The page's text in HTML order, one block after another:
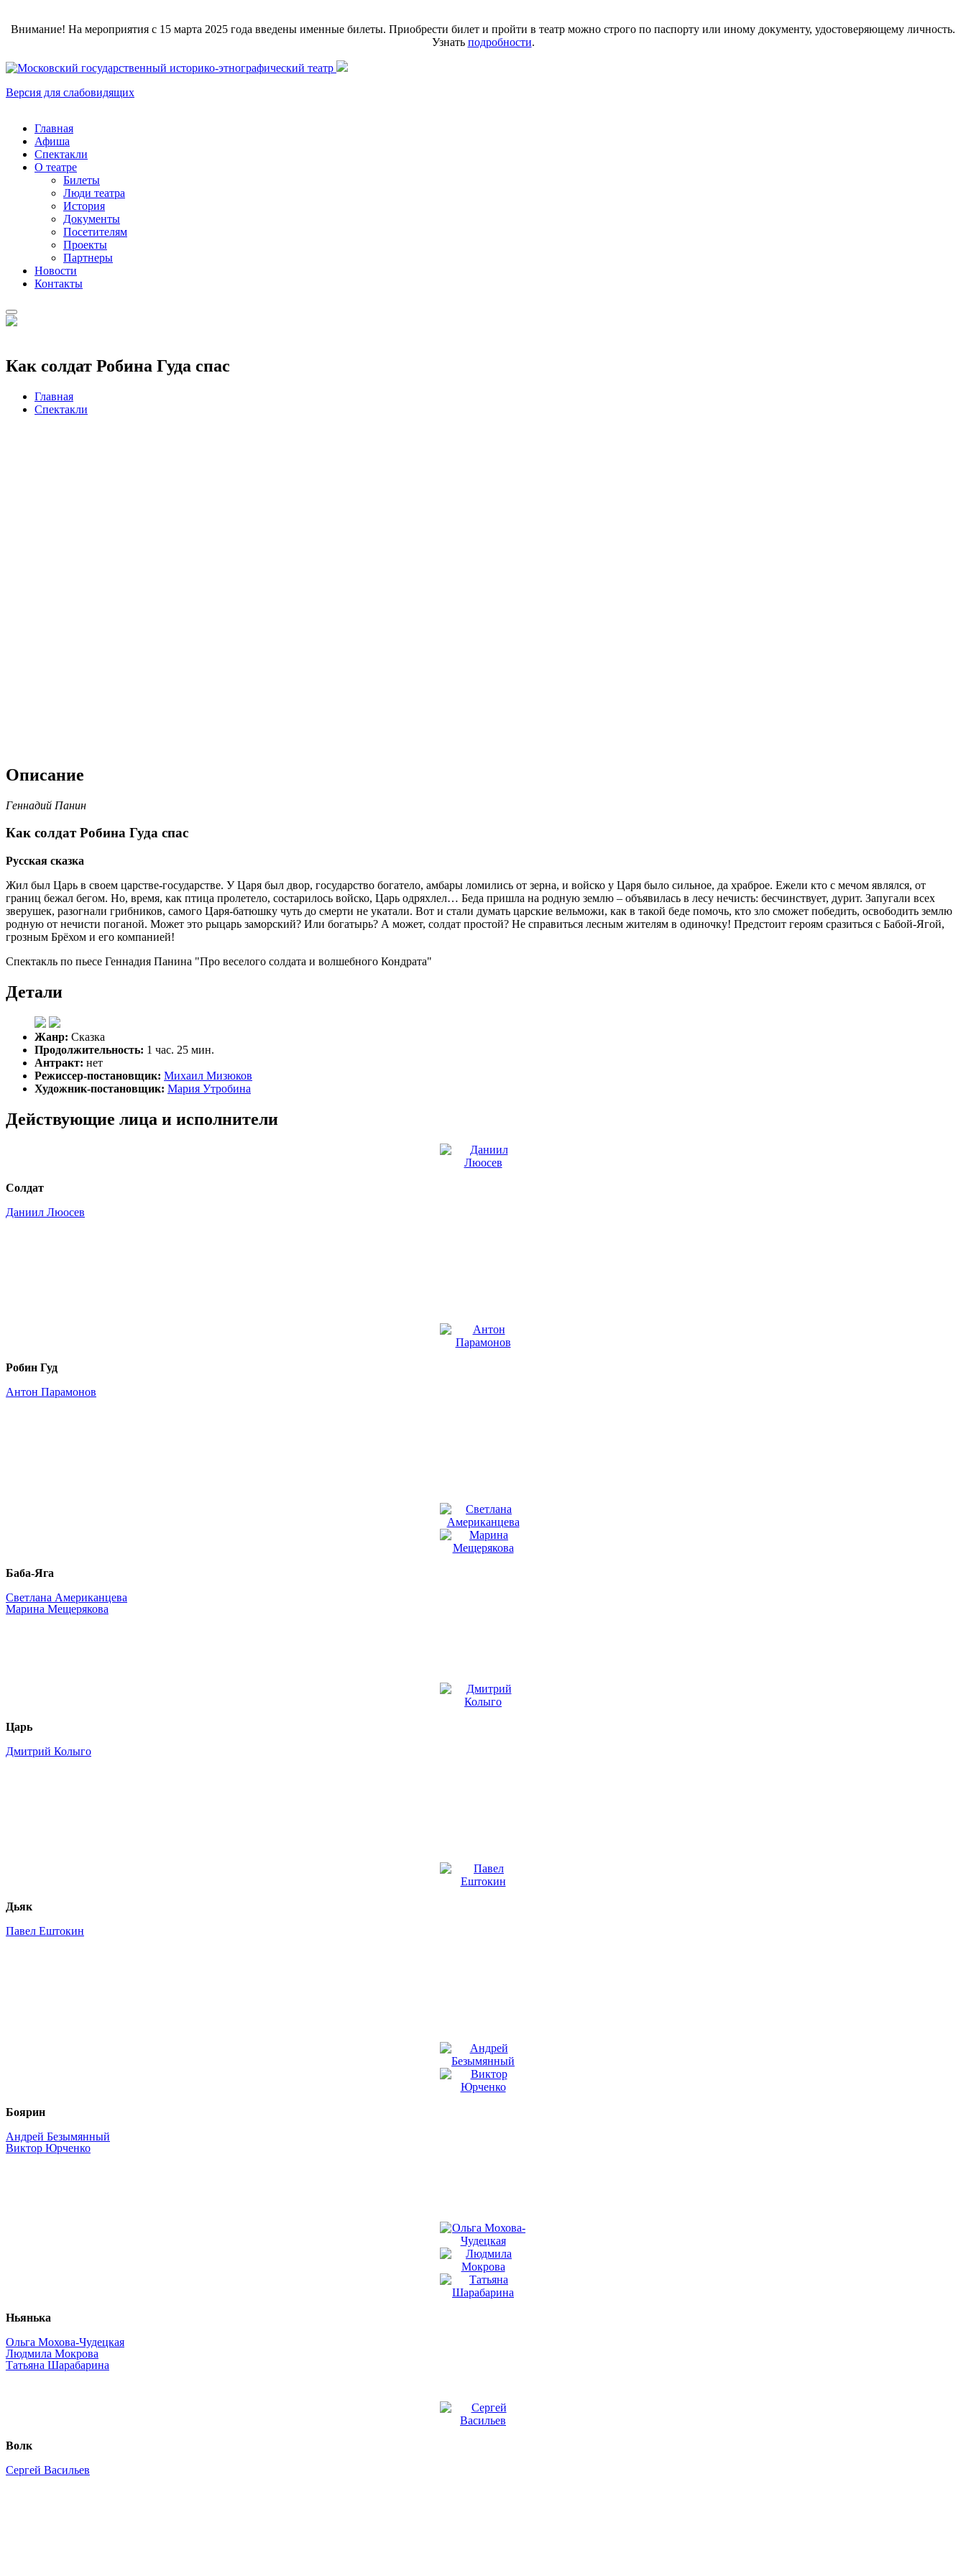
Внимание! На мероприятия с 15 марта 2025 года введены именные билеты. Приобрести билет и пройти в театр можно строго по паспорту или иному документу, удостоверяющему личность.
Узнать подробности.
Версия для слабовидящих
Главная
Афиша
Спектакли
О театре
Билеты
Люди театра
История
Документы
Посетителям
Проекты
Партнеры
Новости
Контакты
Как солдат Робина Гуда спас
Главная
Спектакли
Описание
Геннадий Панин
Как солдат Робина Гуда спас
Русская сказка
Жил был Царь в своем царстве-государстве. У Царя был двор, государство богатело, амбары ломились от зерна, и войско у Царя было сильное, да храброе. Ежели кто с мечом являлся, от
границ бежал бегом. Но, время, как птица пролетело, состарилось войско, Царь одряхлел… Беда пришла на родную землю – объявилась в лесу нечисть: бесчинствует, дурит. Запугали всех
зверушек, разогнали грибников, самого Царя-батюшку чуть до смерти не укатали. Вот и стали думать царские вельможи, как в такой беде помочь, кто зло сможет победить, освободить землю
родную от нечисти поганой. Может это рыцарь заморский? Или богатырь? А может, солдат простой? Не справиться лесным жителям в одиночку! Предстоит героям сразиться с Бабой-Ягой,
грозным Брёхом и его компанией!
Спектакль по пьесе Геннадия Панина "Про веселого солдата и волшебного Кондрата"
Детали
Жанр: Сказка
Продолжительность: 1 час. 25 мин.
Антракт: нет
Режиссер-постановщик: Михаил Мизюков
Художник-постановщик: Мария Утробина
Действующие лица и исполнители
Солдат
Даниил Люосев
Робин Гуд
Антон Парамонов
Баба-Яга
Светлана Американцева
Марина Мещерякова
Царь
Дмитрий Колыго
Дьяк
Павел Ештокин
Боярин
Андрей Безымянный
Виктор Юрченко
Ньянька
Ольга Мохова-Чудецкая
Людмила Мокрова
Татьяна Шарабарина
Волк
Сергей Васильев